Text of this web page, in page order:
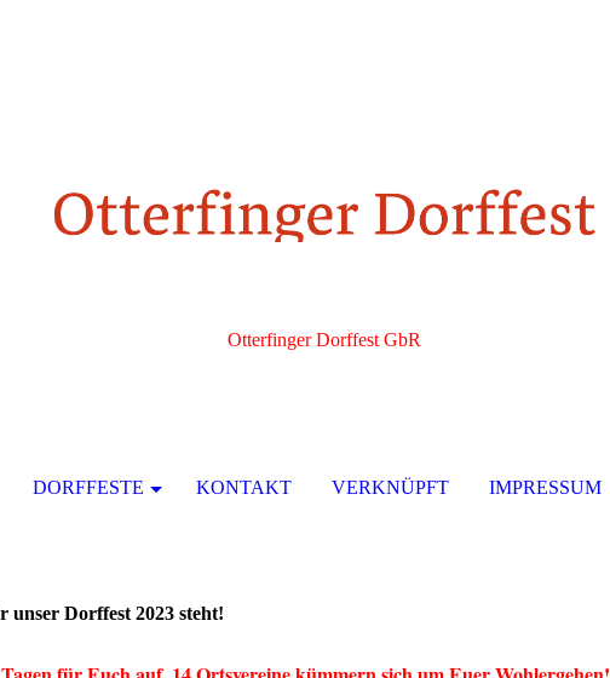
Otterfinger Dorffest GbR
DORFFESTE KONTAKT VERKNÜPFT IMPRESSUM
unser Dorffest 2023 steht!